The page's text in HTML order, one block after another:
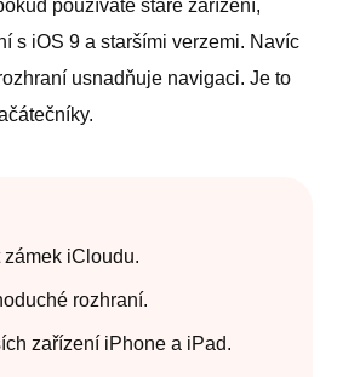
používáte staré zařízení,
s iOS 9 a staršími verzemi. Navíc
usnadňuje navigaci. Je to
iCloudu.
rozhraní.
zařízení iPhone a iPad.